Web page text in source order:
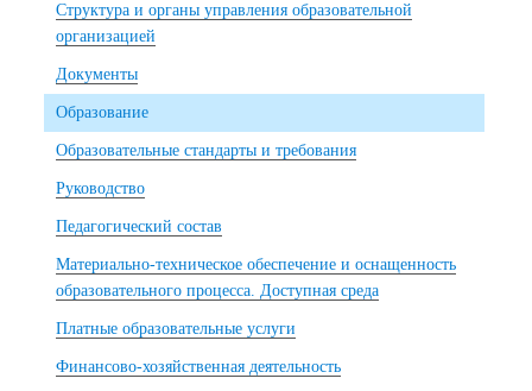
Структура и органы управления образовательной
организацией
Документы
Образование
Образовательные стандарты и требования
Руководство
Педагогический состав
Материально-техническое обеспечение и оснащенность
образовательного процесса. Доступная среда
Платные образовательные услуги
Финансово-хозяйственная деятельность